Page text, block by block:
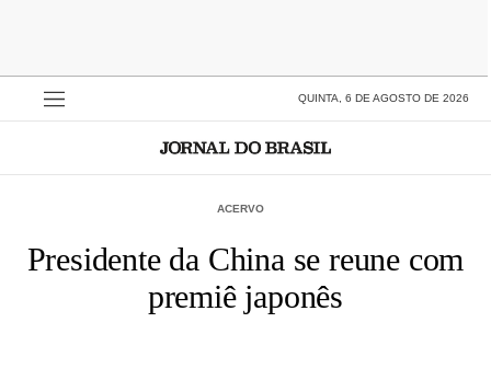
QUINTA, 6 DE AGOSTO DE 2026
ACERVO
Presidente da China se reune com
premiê japonês